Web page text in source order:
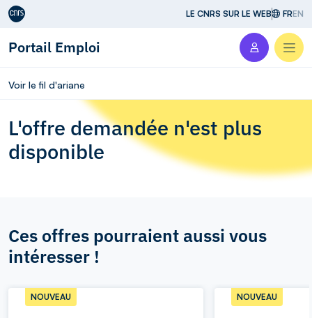
Aller au contenu LE CNRS SUR LE WEB FREN
Portail Emploi
Voir le fil d'ariane
L'offre demandée n'est plus
disponible
Ces offres pourraient aussi vous
intéresser !
NOUVEAU NOUVEAU